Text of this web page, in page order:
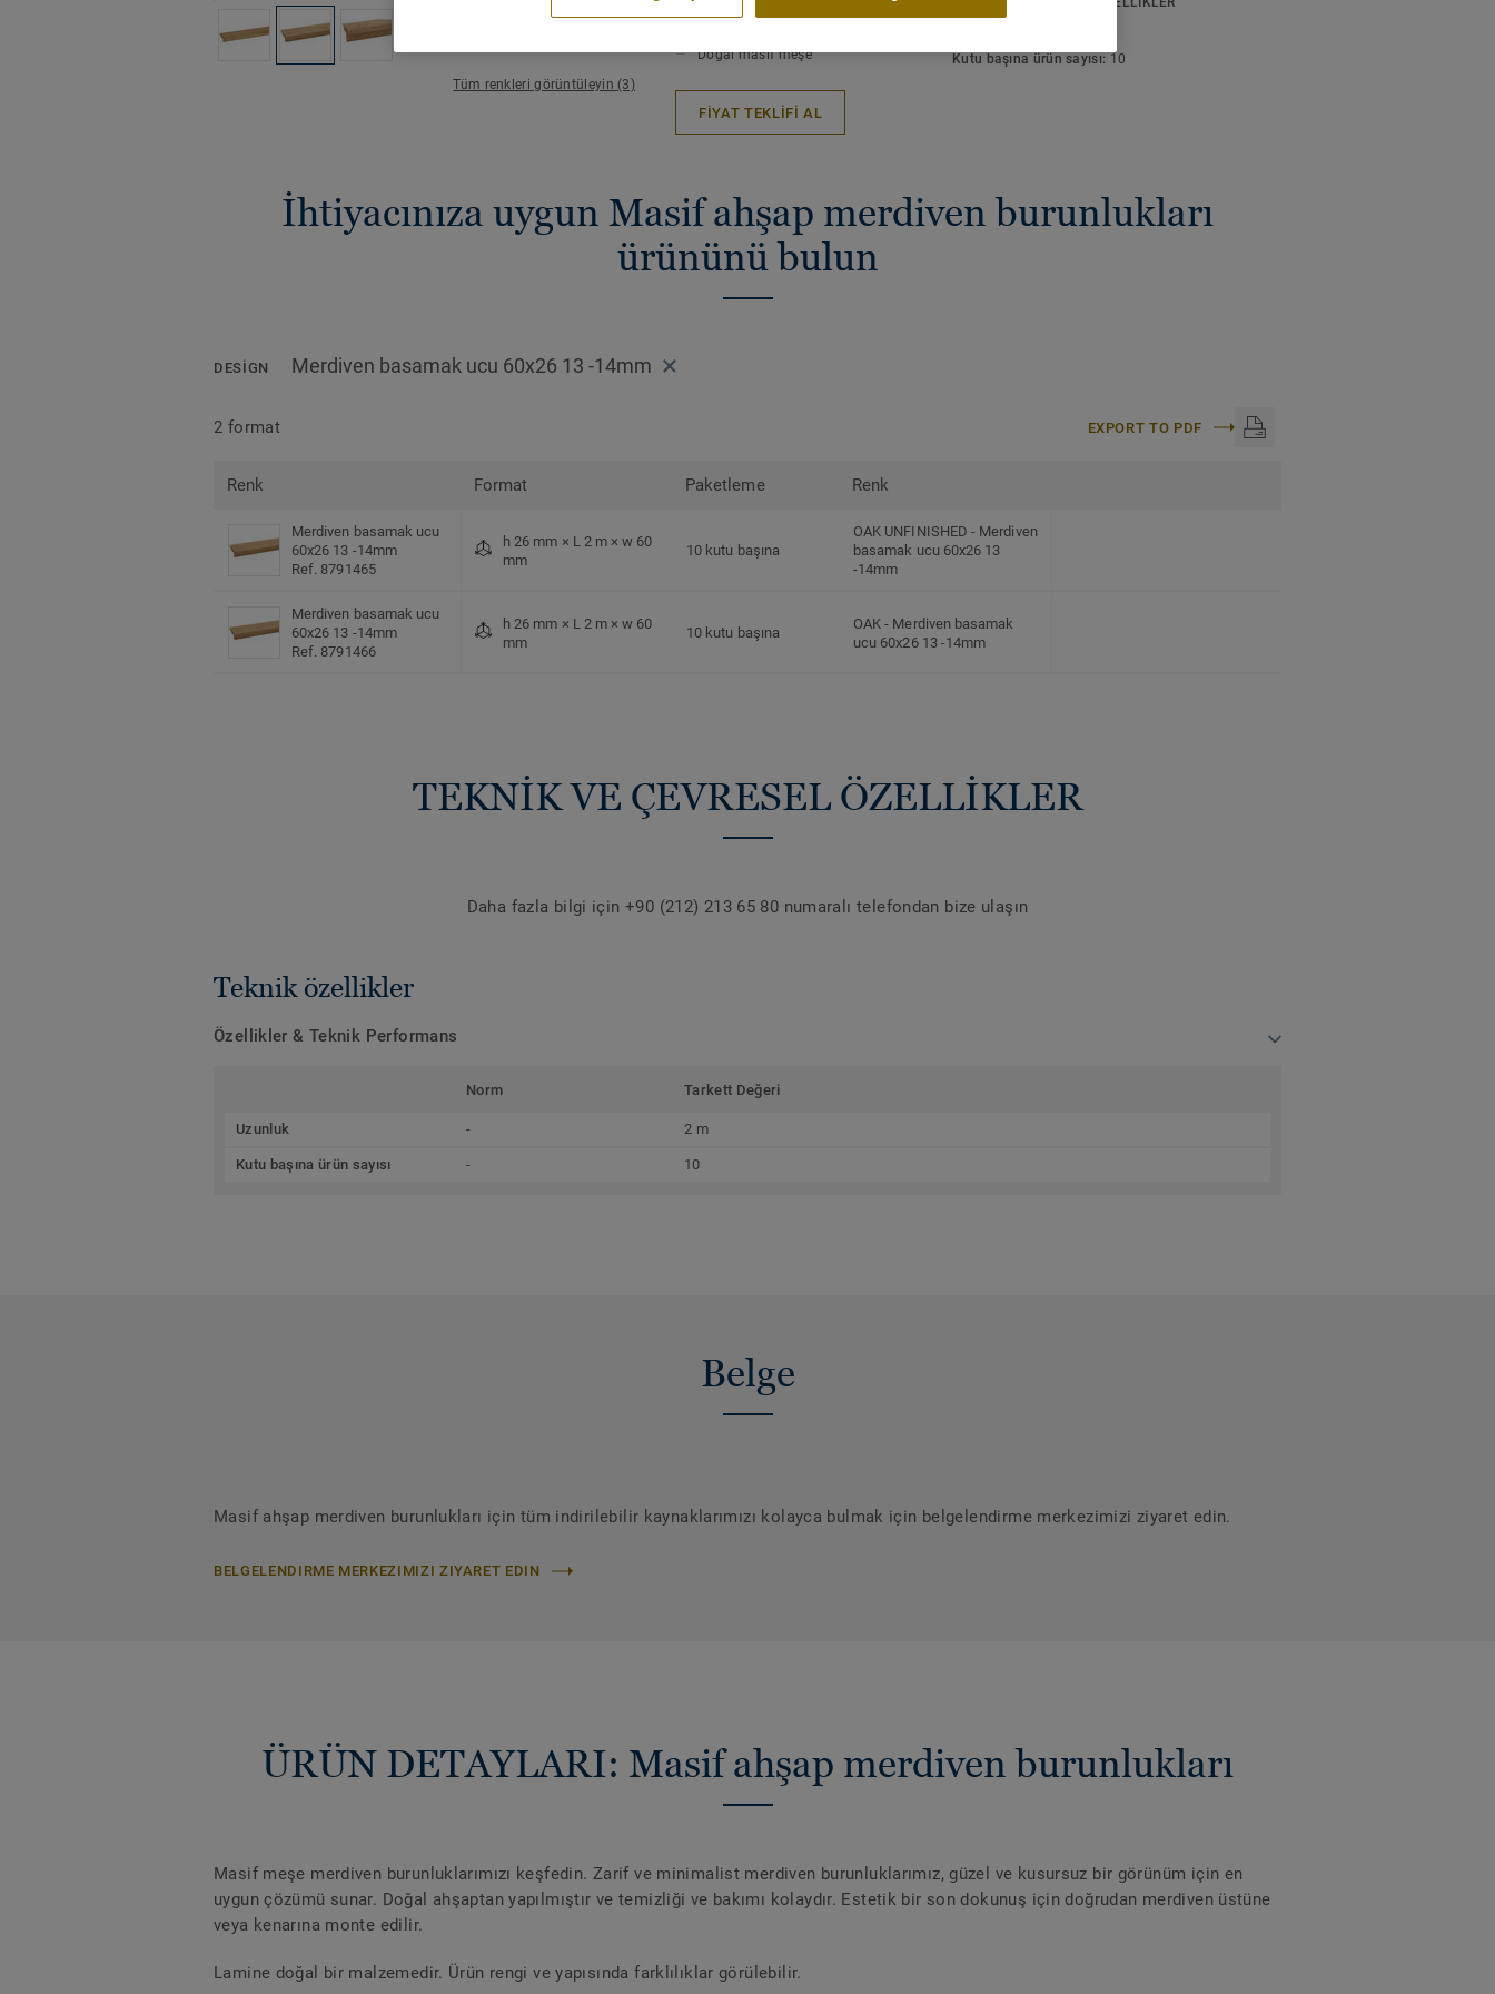
Tüm renkleri görüntüleyin (3)
görülebilir.
Doğal masif meşe
Kutu başına ürün sayısı: 10
FİYAT TEKLİFİ AL
İhtiyacınıza uygun Masif ahşap merdiven burunlukları
ürününü bulun
DESIGN Merdiven basamak ucu 60x26 13 -14mm
2 format EXPORT TO PDF
Renk Format Paketleme Renk
Merdiven basamak ucu
60x26 13 -14mm
Ref. 8791465
h 26 mm × L 2 m × w 60
mm
10 kutu başına
OAK UNFINISHED- Merdiven
basamak ucu 60x26 13
-14mm
Merdiven basamak ucu
60x26 13 -14mm
Ref. 8791466
h 26 mm × L 2 m × w 60
mm
10 kutu başına
OAK- Merdiven basamak
ucu 60x26 13 -14mm
TEKNİK VE ÇEVRESEL ÖZELLİKLER
Daha fazla bilgi için +90 (212) 213 65 80 numaralı telefondan bize ulaşın
Teknik özellikler
Özellikler & Teknik Performans
Norm Tarkett Değeri
Uzunluk - 2 m
Kutu başına ürün sayısı - 10
Belge
Masif ahşap merdiven burunlukları için tüm indirilebilir kaynaklarımızı kolayca bulmak için belgelendirme merkezimizi ziyaret edin.
BELGELENDIRME MERKEZIMIZI ZIYARET EDIN
ÜRÜN DETAYLARI: Masif ahşap merdiven burunlukları
Masif meşe merdiven burunluklarımızı keşfedin. Zarif ve minimalist merdiven burunluklarımız, güzel ve kusursuz bir görünüm için en
uygun çözümü sunar. Doğal ahşaptan yapılmıştır ve temizliği ve bakımı kolaydır. Estetik bir son dokunuş için doğrudan merdiven üstüne
veya kenarına monte edilir.
Lamine doğal bir malzemedir. Ürün rengi ve yapısında farklılıklar görülebilir.